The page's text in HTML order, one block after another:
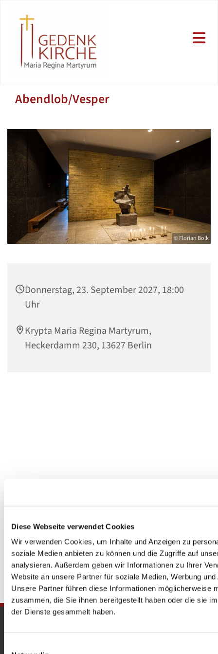
Diese Webseite verwendet Cookies
Wir verwenden Cookies, um Inhalte und Anzeigen zu
soziale Medien anbieten zu können und die Zugriffe auf
analysieren. Außerdem geben wir Informationen zu Ihrer
Website an unsere Partner für soziale Medien, Werbung
Unsere Partner führen diese Informationen möglicherweise
zusammen, die Sie ihnen bereitgestellt haben oder die sie
der Dienste gesammelt haben.
Abendlob/Vesper
© Florian Bolk
Donnerstag, 23. September 2027, 18:00
Uhr
Krypta Maria Regina Martyrum,
Heckerdamm 230, 13627 Berlin